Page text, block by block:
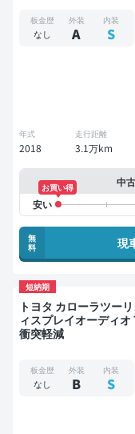
板金歴
なし
外装
A
内装
S
年式
2018
走行距離
3.1万km
中
お買い得
無
料
現
短納期
トヨタ カローラツーリング G-X 禁煙車
ィスプレイオーディ
衝突軽減
板金歴
なし
外装
B
内装
S